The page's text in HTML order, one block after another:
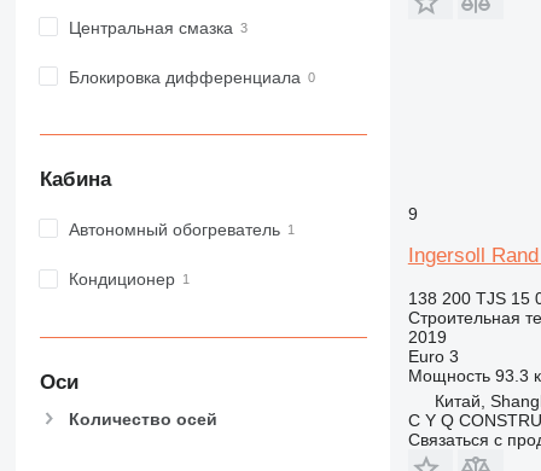
NR
RM
Центральная смазка
Блокировка дифференциала
Кабина
Автономный обогреватель
Кондиционер
Оси
Количество осей
9
Ingersoll
138 200 TJS 15
Строительная
2019
Euro 3
Мощность 93.3
Китай,
C Y Q
Связаться с